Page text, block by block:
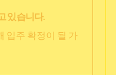
있습니다.
입주 확정이 될 가